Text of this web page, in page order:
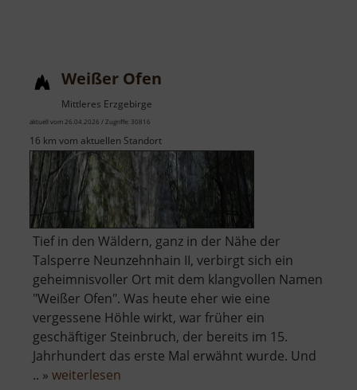
Weißer Ofen
Mittleres Erzgebirge
aktuell vom 26.04.2026 / Zugriffe: 30816
16 km vom aktuellen Standort
Tief in den Wäldern, ganz in der Nähe der
Talsperre Neunzehnhain II, verbirgt sich ein
geheimnisvoller Ort mit dem klangvollen Namen
"Weißer Ofen". Was heute eher wie eine
vergessene Höhle wirkt, war früher ein
geschäftiger Steinbruch, der bereits im 15.
Jahrhundert das erste Mal erwähnt wurde. Und
.. » weiterlesen